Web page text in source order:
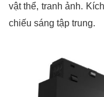
vật thể, tranh ảnh.
chiếu sáng tập trung.